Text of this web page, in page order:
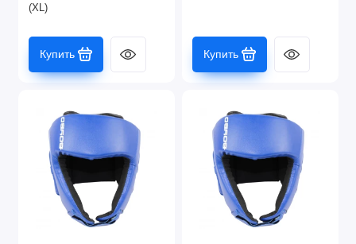
(XL)
Купить Купить